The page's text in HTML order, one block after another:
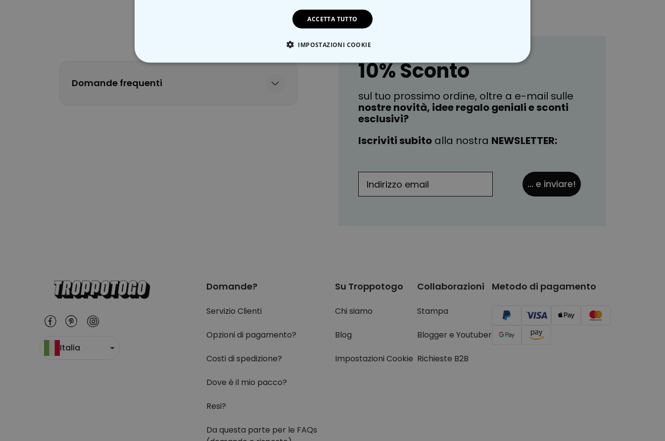
Domande frequenti 10% Sconto
sul tuo prossimo ordine, oltre a e-mail sulle
nostre novità, idee regalo geniali e sconti
esclusivi?
Iscriviti subito alla nostra NEWSLETTER:
... e inviare!
Italia
Domande?
Servizio Clienti
Opzioni di pagamento?
Costi di spedizione?
Dove è il mio pacco?
Resi?
Da questa parte per le FAQs
Su Troppotogo
Chi siamo
Blog
Impostazioni Cookie
Collaborazioni
Stampa
Blogger e Youtuber
Richieste B2B
Metodo di pagamento
ACCETTA TUTTO
IMPOSTAZIONI COOKIE
PRESTAZIONI MARKETING NON CLASSIFICATO